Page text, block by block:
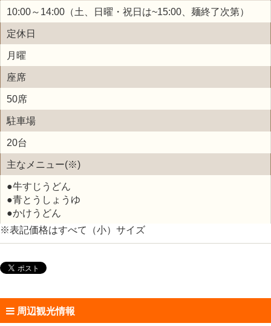
10:00～14:00（土、日曜・祝日は~15:00、麺終了次第）
定休日
月曜
座席
50席
駐車場
20台
主なメニュー(※)
●牛すじうどん
●青とうしょうゆ
●かけうどん
※表記価格はすべて（小）サイズ
周辺観光情報